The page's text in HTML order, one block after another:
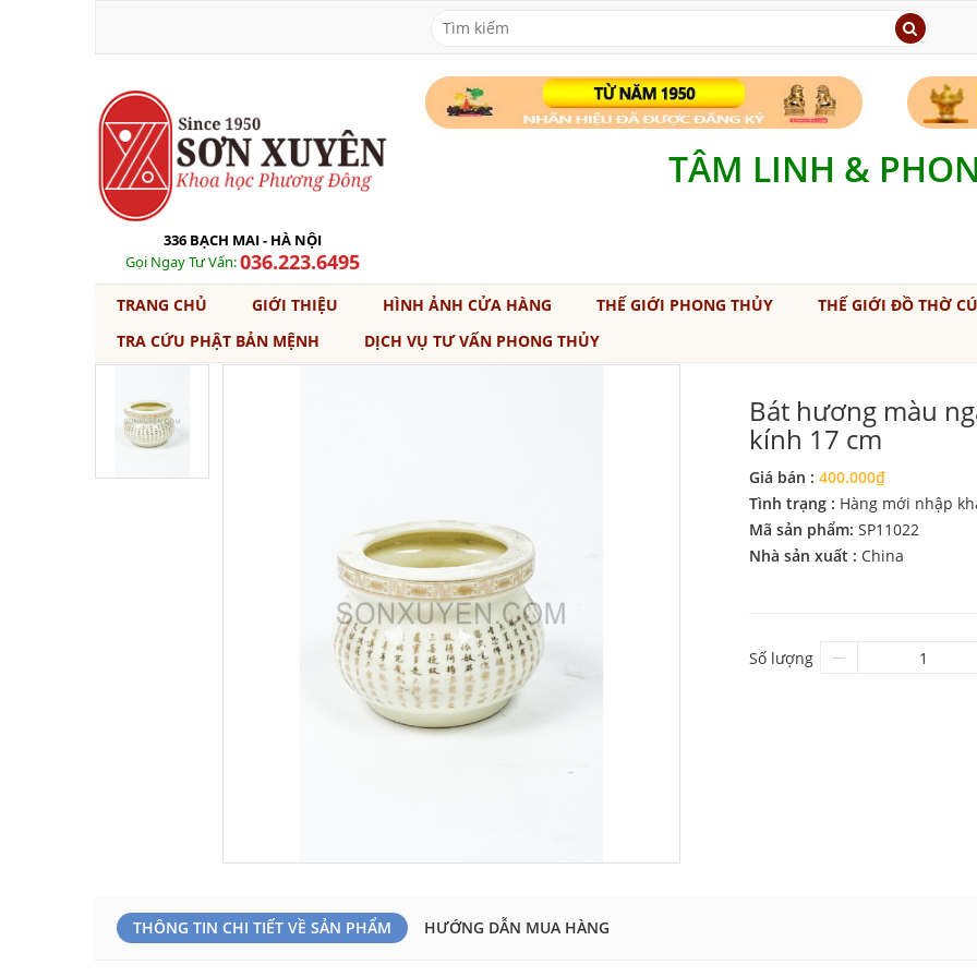
336 BẠCH MAI - HÀ NỘI
Gọi Ngay Tư Vấn:036.223.6495
TÂM LINH &
TRANG CHỦ GIỚI THIỆU HÌNH ẢNH CỬA HÀNG THẾ GIỚI PHONG THỦY THẾ GIỚI ĐỒ THỜ
TRA CỨU PHẬT BẢN MỆNH
DỊCH VỤ TƯ VẤN PHONG THỦY
Bát hương màu
kính 17 cm
Giá bán : 400.000₫
Tình trạng : Hàng mới nhập
Mã sản phẩm: SP11022
Nhà sản xuất : China
Số lượng
THÔNG TIN CHI TIẾT VỀ SẢN PHẨM HƯỚNG DẪN MUA HÀNG